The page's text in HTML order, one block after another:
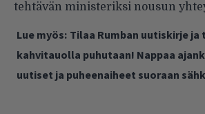
tehtävän ministeriksi nousun
Lue myös: Tilaa Rumban uutiskirje
kahvitauolla puhutaan! Nappaa
uutiset ja puheenaiheet suoraan